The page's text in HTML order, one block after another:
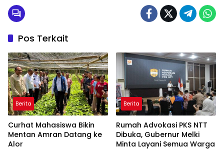
Pos Terkait
Berita
Curhat Mahasiswa Bikin
Mentan Amran Datang ke
Alor
Berita
Rumah Advokasi PKS NTT
Dibuka, Gubernur Melki
Minta Layani Semua Warga